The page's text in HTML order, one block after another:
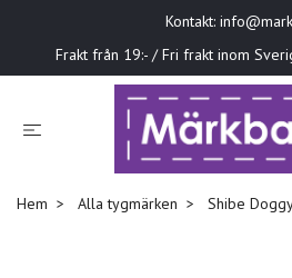
Kontakt:
Frakt från 19:- / Fri frakt inom
Hem Alla tygmärken Shibe